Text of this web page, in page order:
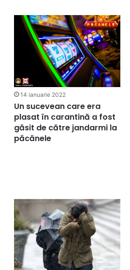
14 ianuarie 2022
Un sucevean care era
plasat în carantină a fost
găsit de către jandarmi la
păcănele